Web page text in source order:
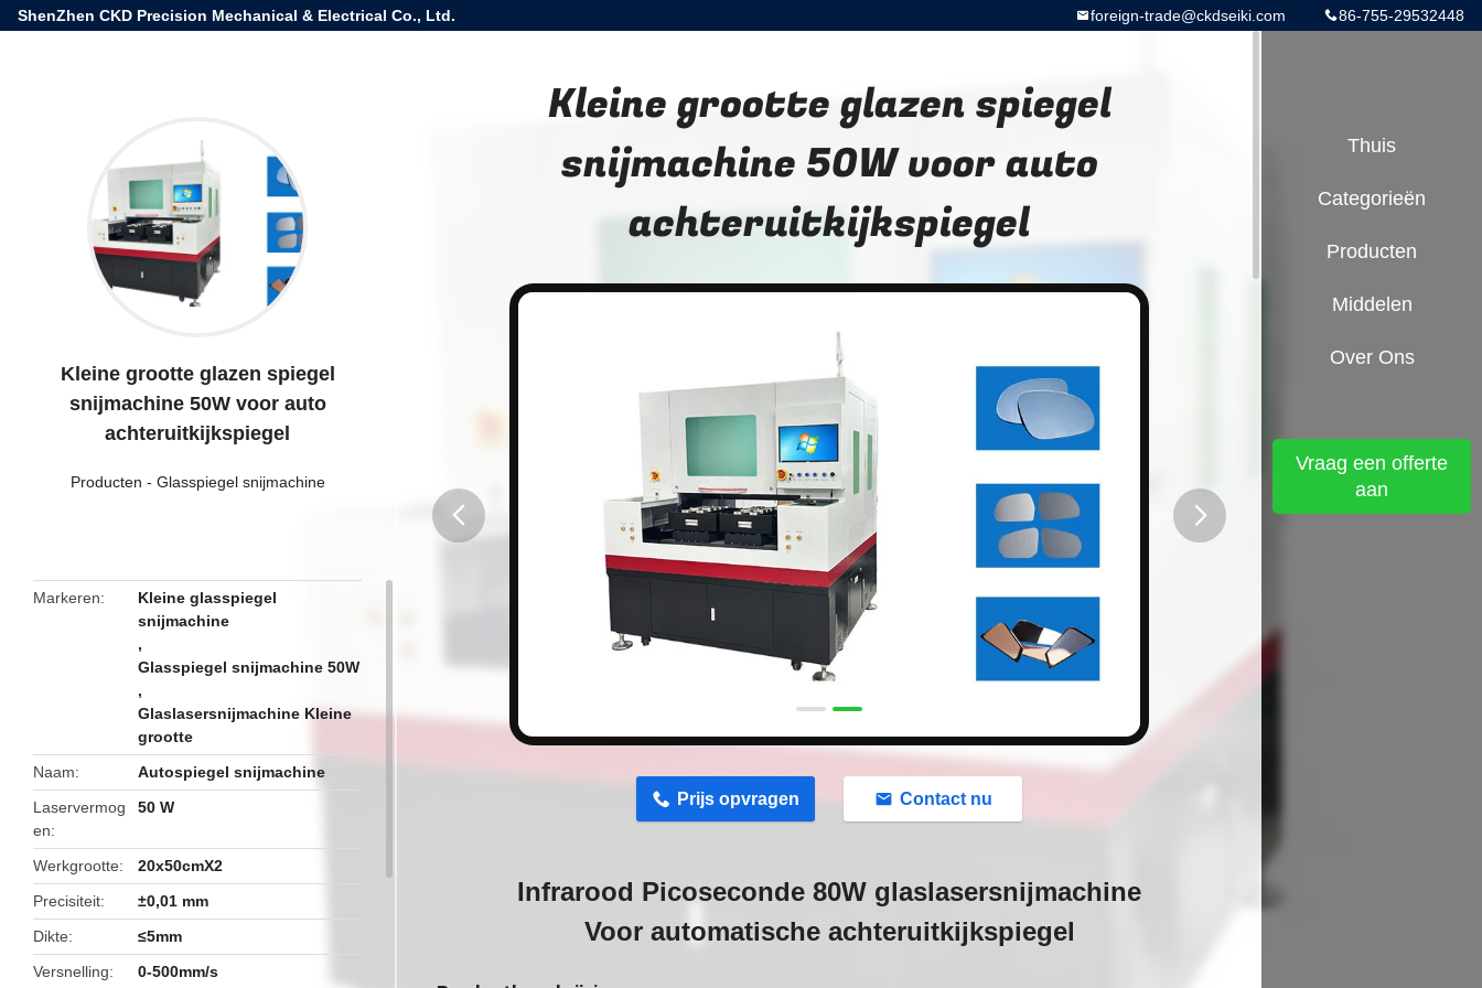
ShenZhen CKD Precision Mechanical & Electrical Co., Ltd. 86-755-29532448
foreign-trade@ckdseiki.com
Kleine grootte glazen spiegel
snijmachine 50W voor auto
achteruitkijkspiegel
Producten - Glasspiegel snijmachine
Markeren
Kleine glasspiegel
snijmachine
,
Glasspiegel snijmachine 50W
,
Glaslasersnijmachine Kleine
grootte
Naam
Autospiegel snijmachine
Laservermog
en
50 W
Werkgrootte
20x50cmX2
Precisiteit
±0,01 mm
Dikte
≤5mm
Versnelling
0-500mm/s
Kleine grootte glazen spiegel
snijmachine 50W voor auto
achteruitkijkspiegel
Prijs opvragen Contact nu
Infrarood Picoseconde 80W glaslasersnijmachine
Voor automatische achteruitkijkspiegel
Thuis
Categorieën
Producten
Middelen
Over Ons
Vraag een offerte
aan